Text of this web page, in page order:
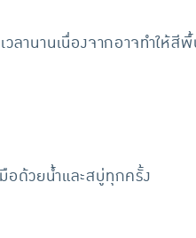
ลานานเนื่องจากอาจทำให้สี
อด้วยน้ำและสบู่ทุกครั้ง